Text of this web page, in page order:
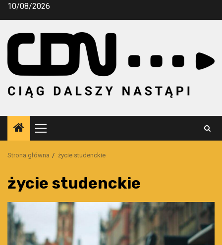
Przejdź
10/08/2026
Menu
główne
Strona główna życie studenckie
życie studenckie